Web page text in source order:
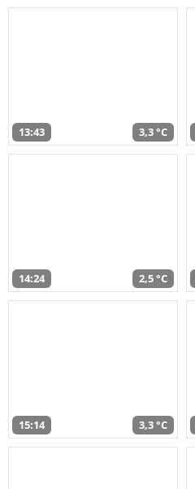
13:43 3,3 °C
14:24 2,5 °C
15:14 3,3 °C